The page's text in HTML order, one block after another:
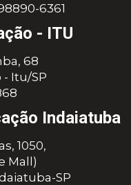
6361
- ITU
68
Itu/SP
Indaiatuba
1050,
Mall)
SP